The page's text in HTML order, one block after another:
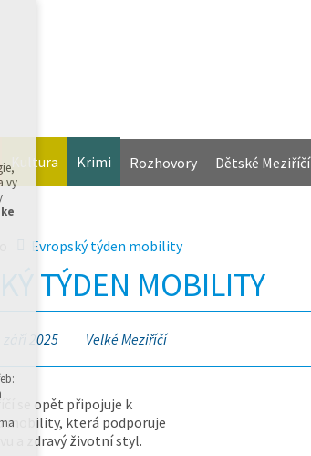
Kultura Krimi Rozhovory Dětské Meziříčí
Evropský týden mobility
TÝDEN MOBILITY
září 2025 Velké Meziříčí
se opět připojuje k
mobility, která podporuje
a zdravý životní styl.
vy